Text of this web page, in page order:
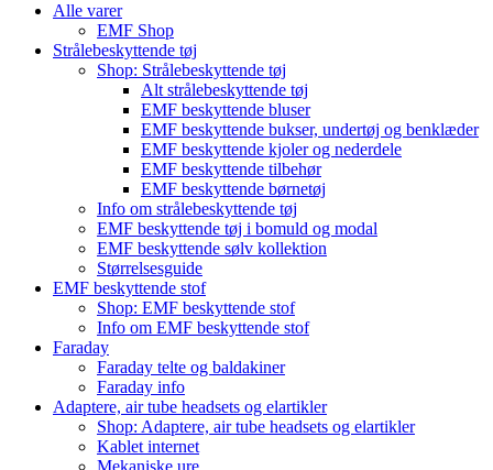
Alle varer
EMF Shop
Strålebeskyttende tøj
Shop: Strålebeskyttende tøj
Alt strålebeskyttende tøj
EMF beskyttende bluser
EMF beskyttende bukser, undertøj og benklæder
EMF beskyttende kjoler og nederdele
EMF beskyttende tilbehør
EMF beskyttende børnetøj
Info om strålebeskyttende tøj
EMF beskyttende tøj i bomuld og modal
EMF beskyttende sølv kollektion
Størrelsesguide
EMF beskyttende stof
Shop: EMF beskyttende stof
Info om EMF beskyttende stof
Faraday
Faraday telte og baldakiner
Faraday info
Adaptere, air tube headsets og elartikler
Shop: Adaptere, air tube headsets og elartikler
Kablet internet
Mekaniske ure